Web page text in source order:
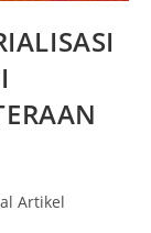
Artikel